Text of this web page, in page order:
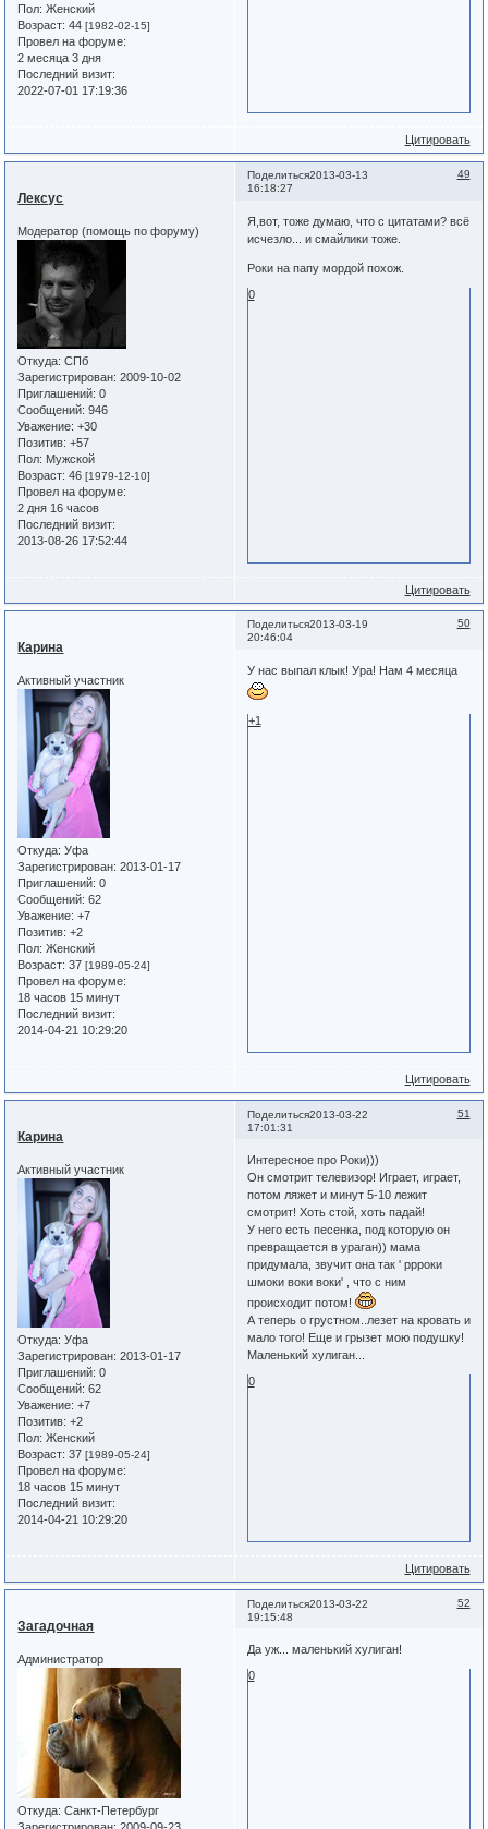
Пол: Женский
Возраст: 44[1982-02-15]
Провел на форуме:
2 месяца 3 дня
Последний визит:
2022-07-01 17:19:36
Цитировать
Поделиться 49
2013-03-13
16:18:27
Лексус
Модератор (помощь по форуму)
Откуда: СПб
Зарегистрирован: 2009-10-02
Приглашений: 0
Сообщений: 946
Уважение: +30
Позитив: +57
Пол: Мужской
Возраст: 46[1979-12-10]
Провел на форуме:
2 дня 16 часов
Последний визит:
2013-08-26 17:52:44
Я,вот, тоже думаю, что с цитатами? всё
исчезло... и смайлики тоже.
Роки на папу мордой похож.
0
Цитировать
Поделиться 50
2013-03-19
20:46:04
Карина
Активный участник
Откуда: Уфа
Зарегистрирован: 2013-01-17
Приглашений: 0
Сообщений: 62
Уважение: +7
Позитив: +2
Пол: Женский
Возраст: 37[1989-05-24]
Провел на форуме:
18 часов 15 минут
Последний визит:
2014-04-21 10:29:20
У нас выпал клык! Ура! Нам 4 месяца
+1
Цитировать
Поделиться 51
2013-03-22
17:01:31
Карина
Активный участник
Откуда: Уфа
Зарегистрирован: 2013-01-17
Приглашений: 0
Сообщений: 62
Уважение: +7
Позитив: +2
Пол: Женский
Возраст: 37[1989-05-24]
Провел на форуме:
18 часов 15 минут
Последний визит:
2014-04-21 10:29:20
Интересное про Роки)))
Он смотрит телевизор! Играет, играет,
потом ляжет и минут 5-10 лежит
смотрит! Хоть стой, хоть падай!
У него есть песенка, под которую он
превращается в ураган)) мама
придумала, звучит она так ' ррроки
шмоки воки воки' , что с ним
происходит потом!
А теперь о грустном..лезет на кровать и
мало того! Еще и грызет мою подушку!
Маленький хулиган...
0
Цитировать
Поделиться 52
2013-03-22
19:15:48
Загадочная
Администратор
Откуда: Санкт-Петербург
Да уж... маленький хулиган!
0